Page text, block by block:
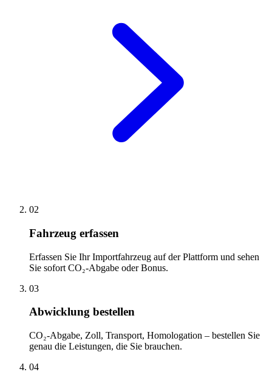
02
Fahrzeug erfassen
Erfassen Sie Ihr Importfahrzeug auf der Plattform und sehen
Sie sofort CO₂-Abgabe oder Bonus.
03
Abwicklung bestellen
CO₂-Abgabe, Zoll, Transport, Homologation – bestellen Sie
genau die Leistungen, die Sie brauchen.
04